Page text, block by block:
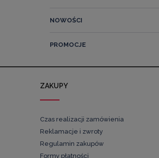
NOWOŚCI
PROMOCJE
ZAKUPY
Czas realizacji zamówienia
Reklamacje i zwroty
Regulamin zakupów
Formy płatności